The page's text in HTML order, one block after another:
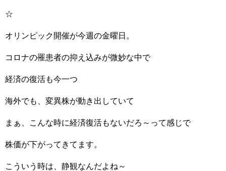
☆
オリンピック開催が今週の金曜日。
コロナの罹患者の抑え込みが微妙な中で
経済の復活も今一つ
海外でも、変異株が動き出していて
まぁ、こんな時に経済復活もないだろ～って感じで
株価が下がってきてます。
こういう時は、静観なんだよね～